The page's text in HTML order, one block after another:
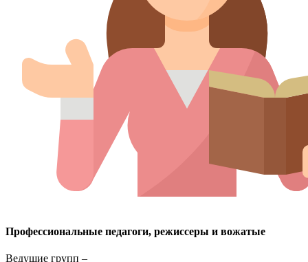
Профессиональные педагоги, режиссеры и вожатые
Ведущие групп –